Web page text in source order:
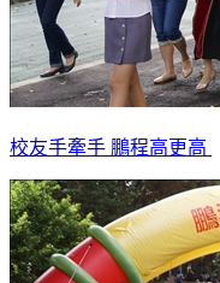
校友手牽手 鵬程高更高